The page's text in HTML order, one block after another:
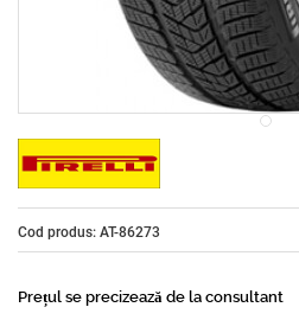
Cod produs: AT-86273
Prețul se precizează de la consultant